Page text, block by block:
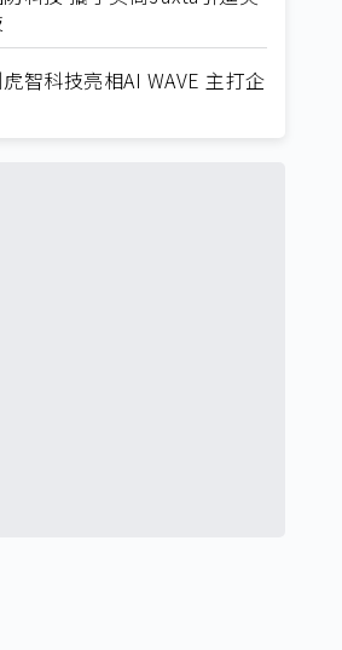
智科技亮相AI WAVE 主打企